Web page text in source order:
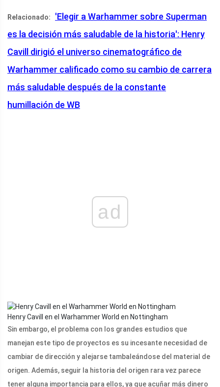
Relacionado:
'Elegir a Warhammer sobre Superman
es la decisión más saludable de la historia': Henry
Cavill dirigió el universo cinematográfico de
Warhammer calificado como su cambio de carrera
más saludable después de la constante
humillación de WB
ad
Henry Cavill en el Warhammer World en Nottingham
Sin embargo, el problema con los grandes estudios que
manejan este tipo de proyectos es su incesante necesidad de
cambiar de dirección y alejarse tambaleándose del material de
origen. Además, seguir la historia del origen rara vez parece
tener alguna importancia para ellos, ya que acuñar más dinero